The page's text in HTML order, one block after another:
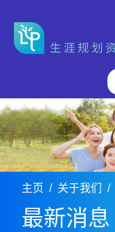
主页 关于我们
最新消息